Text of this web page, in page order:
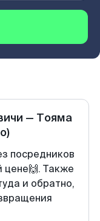
— Тояма
посредников
цене🙌. Также
и обратно,